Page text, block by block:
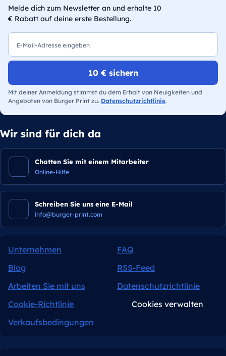
Melde dich zum Newsletter an und erhalte 10
€ Rabatt auf deine erste Bestellung.
10 € sichern
Mit deiner Anmeldung stimmst du dem Erhalt von Neuigkeiten und
Angeboten von Burger Print zu. Datenschutzrichtlinie.
Wir sind für dich da
Chatten Sie mit einem Mitarbeiter
Online-Hilfe
Schreiben Sie uns eine E-Mail
info@burger-print.com
Unternehmen
FAQ
Blog
RSS-Feed
Arbeiten Sie mit uns
Datenschutzrichtlinie
Cookie-Richtlinie
Cookies verwalten
Verkaufsbedingungen